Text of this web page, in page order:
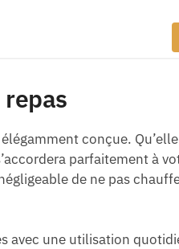
repas
conçue.
parfaitement à
de ne pas
avec une utilisation